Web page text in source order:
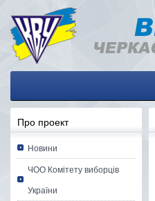
Про проект
Новини
ЧОО Комітету виборців
України